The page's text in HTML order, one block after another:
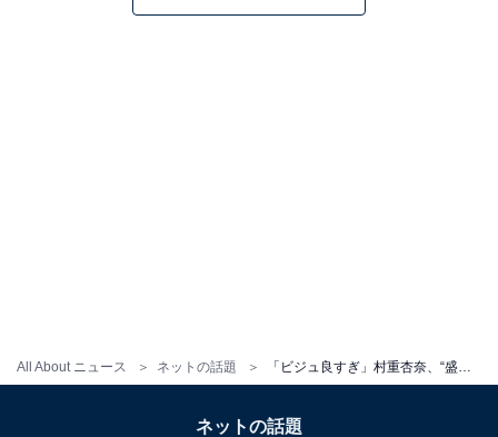
All About ニュース ネットの話題
ネットの話題